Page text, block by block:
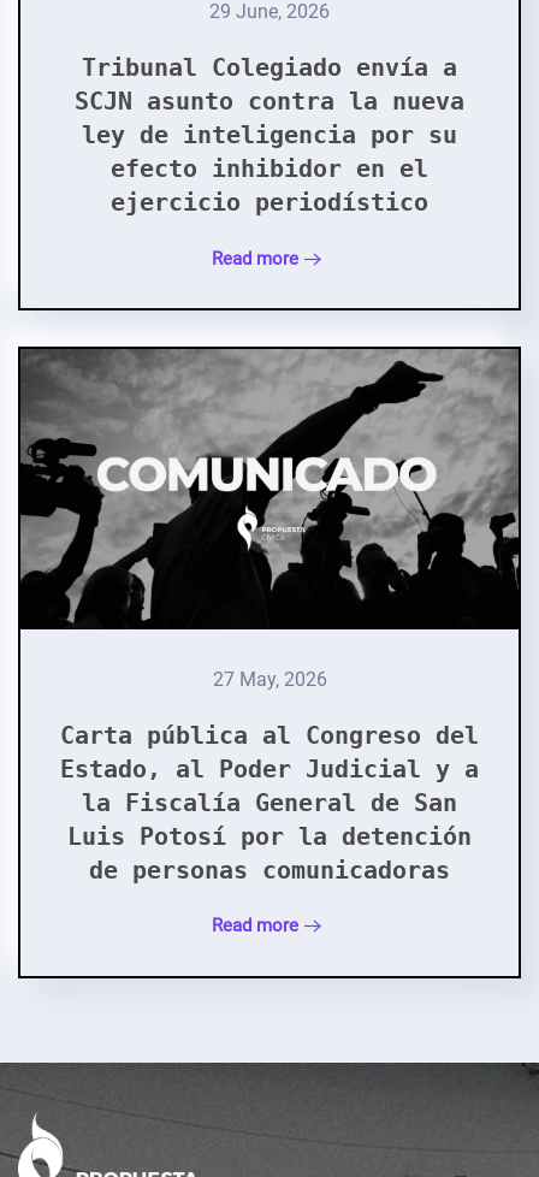
29 June, 2026
Tribunal Colegiado envía a
SCJN asunto contra la nueva
ley de inteligencia por su
efecto inhibidor en el
ejercicio periodístico
Read more
27 May, 2026
Carta pública al Congreso del
Estado, al Poder Judicial y a
la Fiscalía General de San
Luis Potosí por la detención
de personas comunicadoras
Read more